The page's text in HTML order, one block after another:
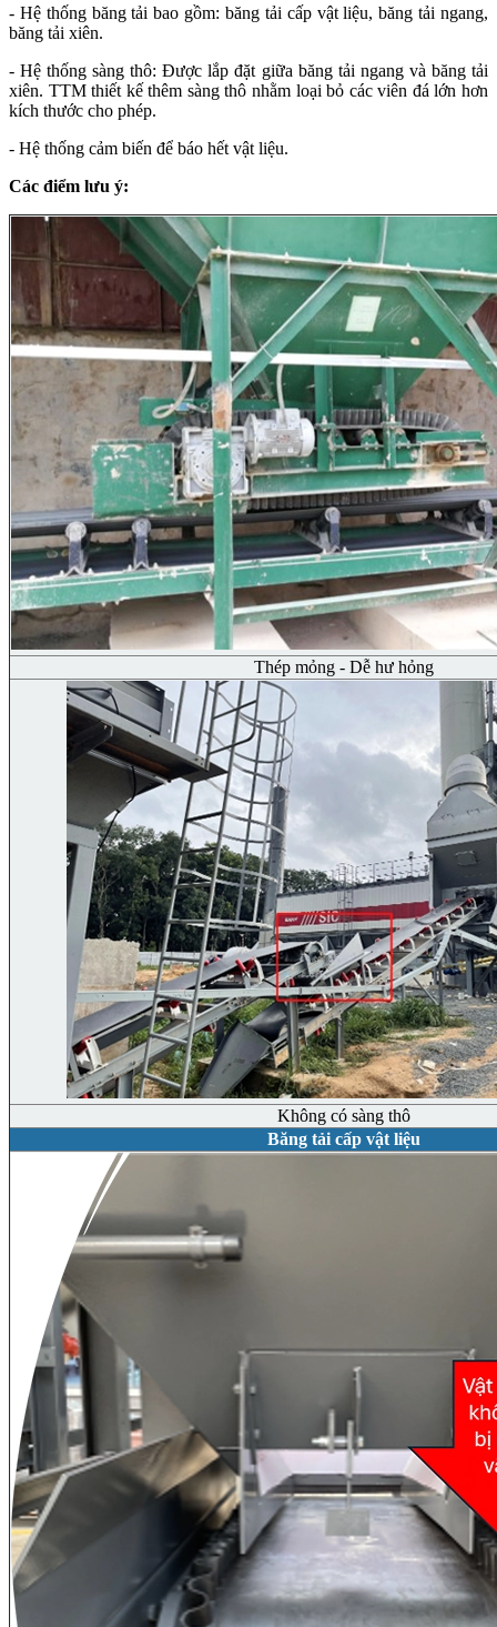
- Hệ thống băng tải bao gồm: băng tải cấp vật liệu, băng tải ngang,
băng tải xiên.
- Hệ thống sàng thô: Được lắp đặt giữa băng tải ngang và băng tải
xiên. TTM thiết kế thêm sàng thô nhằm loại bỏ các viên đá lớn hơn
kích thước cho phép.
- Hệ thống cảm biến để báo hết vật liệu.
Các điểm lưu ý:
Thép mỏng - Dễ hư hỏng
Không có sàng thô
Băng tải cấp vật liệu